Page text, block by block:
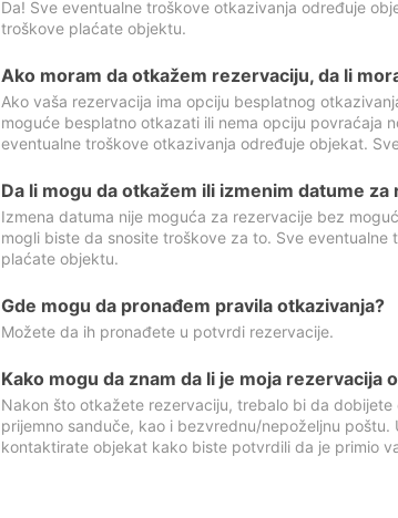
Da! Sve eventualne troškove otkazivanja određuje
troškove plaćate objektu.
Ako moram da otkažem rezervaciju, da li
Ako vaša rezervacija ima opciju besplatnog
moguće besplatno otkazati ili nema opciju povraćaja
eventualne troškove otkazivanja određuje objekat.
Da li mogu da otkažem ili izmenim datume
Izmena datuma nije moguća za rezervacije bez
mogli biste da snosite troškove za to. Sve
plaćate objektu.
Gde mogu da pronađem pravila otkazivanja?
Možete da ih pronađete u potvrdi rezervacije.
Kako mogu da znam da li je moja rezervacija
Nakon što otkažete rezervaciju, trebalo bi da
prijemno sanduče, kao i bezvrednu/nepoželjnu
kontaktirate objekat kako biste potvrdili da je primio